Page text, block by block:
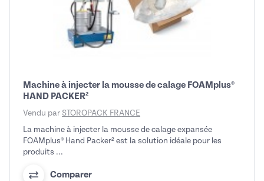
Machine à injecter la mousse de calage FOAMplus®
HAND PACKER²
Vendu par STOROPACK FRANCE
La machine à injecter la mousse de calage expansée
FOAMplus® Hand Packer² est la solution idéale pour les
produits ...
Comparer